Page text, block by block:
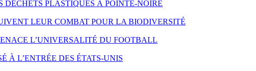
PLASTIQUES À POINTE-NOIRE
LEUR COMBAT POUR LA BIODIVERSITÉ
L’UNIVERSALITÉ DU FOOTBALL
À L’ENTRÉE DES ÉTATS-UNIS